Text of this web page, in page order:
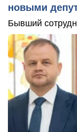
новыми
Бывший